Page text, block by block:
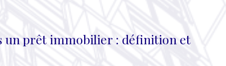
un prêt immobilier : définition et